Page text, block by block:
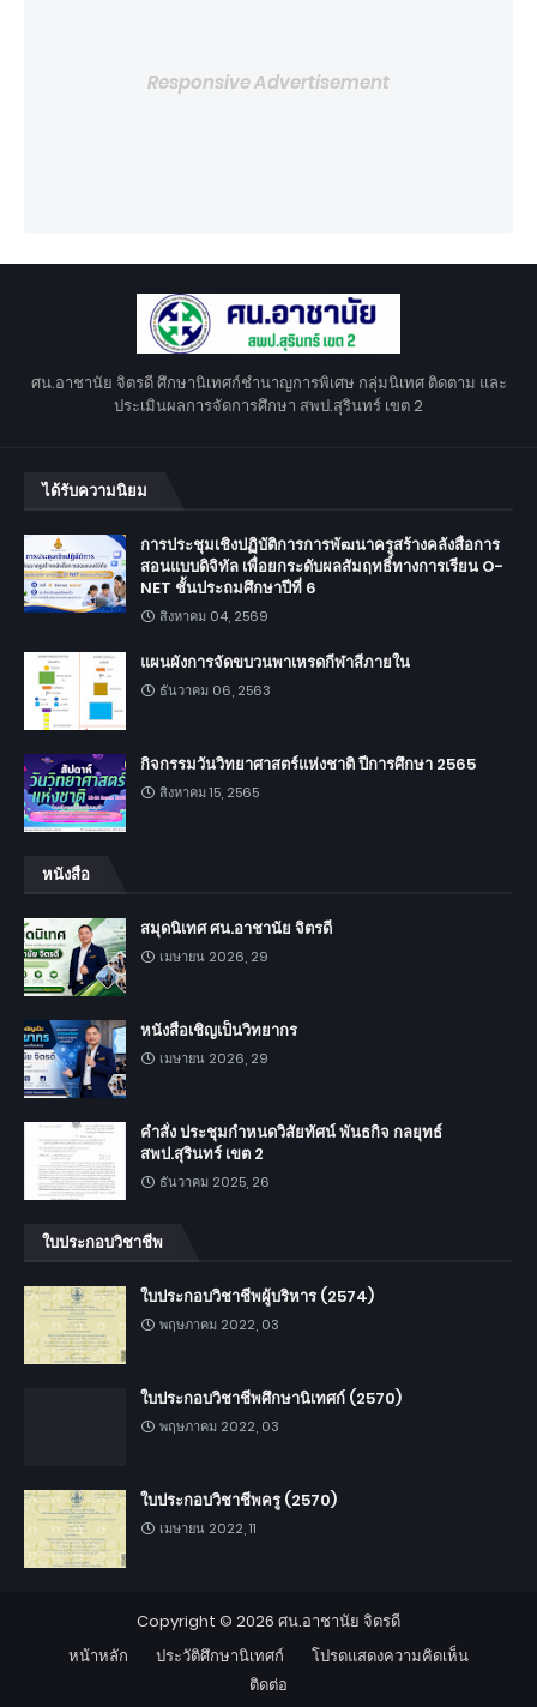
Responsive Advertisement
ศน.อาชานัย จิตรดี ศึกษานิเทศก์ชำนาญการพิเศษ กลุ่มนิเทศ ติดตาม และ
ประเมินผลการจัดการศึกษา สพป.สุรินทร์ เขต 2
ได้รับความนิยม
การประชุมเชิงปฏิบัติการการพัฒนาครูสร้างคลังสื่อการ
สอนแบบดิจิทัล เพื่อยกระดับผลสัมฤทธิ์ทางการเรียน O-
NET ชั้นประถมศึกษาปีที่ 6
สิงหาคม 04, 2569
แผนผังการจัดขบวนพาเหรดกีฬาสีภายใน
ธันวาคม 06, 2563
กิจกรรมวันวิทยาศาสตร์แห่งชาติ ปีการศึกษา 2565
สิงหาคม 15, 2565
หนังสือ
สมุดนิเทศ ศน.อาชานัย จิตรดี
เมษายน 2026, 29
หนังสือเชิญเป็นวิทยากร
เมษายน 2026, 29
คำสั่ง ประชุมกำหนดวิสัยทัศน์ พันธกิจ กลยุทธ์
สพป.สุรินทร์ เขต 2
ธันวาคม 2025, 26
ใบประกอบวิชาชีพ
ใบประกอบวิชาชีพผู้บริหาร (2574)
พฤษภาคม 2022, 03
ใบประกอบวิชาชีพศึกษานิเทศก์ (2570)
พฤษภาคม 2022, 03
ใบประกอบวิชาชีพครู (2570)
เมษายน 2022, 11
Copyright © 2026 ศน.อาชานัย จิตรดี
หน้าหลัก
ประวัติศึกษานิเทศก์
โปรดแสดงความคิดเห็น
ติดต่อ